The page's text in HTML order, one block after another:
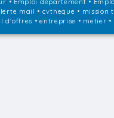
• Emploi département •
mail • cvtheque •
d'offres • entreprise • metier •